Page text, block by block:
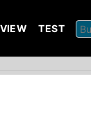
TEST